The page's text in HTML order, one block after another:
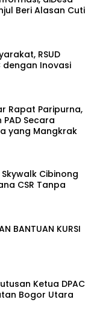
Beri Alasan Cuti
RSUD
dengan Inovasi
Rapat Paripurna,
PAD Secara
yang Mangkrak
Cibinong
CSR Tanpa
BANTUAN KURSI
Ketua DPAC
Bogor Utara